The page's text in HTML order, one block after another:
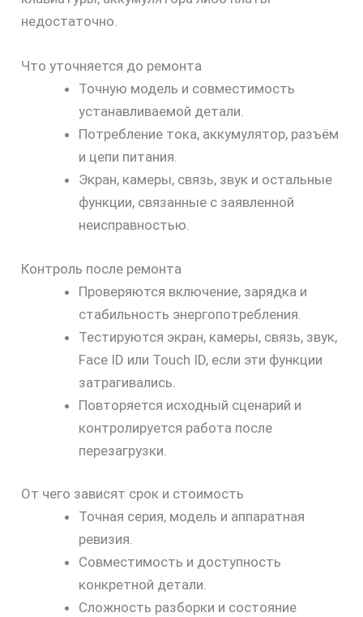
недостаточно.
Что уточняется до ремонта
Точную модель и совместимость
устанавливаемой детали.
Потребление тока, аккумулятор, разъём
и цепи питания.
Экран, камеры, связь, звук и остальные
функции, связанные с заявленной
неисправностью.
Контроль после ремонта
Проверяются включение, зарядка и
стабильность энергопотребления.
Тестируются экран, камеры, связь, звук,
Face ID или Touch ID, если эти функции
затрагивались.
Повторяется исходный сценарий и
контролируется работа после
перезагрузки.
От чего зависят срок и стоимость
Точная серия, модель и аппаратная
ревизия.
Совместимость и доступность
конкретной детали.
Сложность разборки и состояние